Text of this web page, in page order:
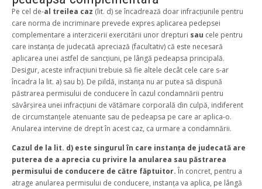
Pe cel de-al treilea caz (lit. d) se încadrează doar infracțiunile pentru
care norma de incriminare prevede expres aplicarea pedepsei
complementare a interzicerii exercitării unor drepturi sau cele pentru
care instanța de judecată apreciază (facultativ) că este necesară
aplicarea unei astfel de sancțiuni, pe lângă pedeapsa principală.
Desigur, aceste infracțiuni trebuie să fie altele decât cele care s-ar
încadra la lit. a) sau b). De pildă, instanța nu ar putea să dispună
păstrarea permisului de conducere în cazul condamnării pentru
săvârșirea unei infracțiuni de vătămare corporală din culpă, indiferent
de circumstanțele atenuante sau de pedeapsa pe care ar aplica-o.
Anularea intervine de drept în acest caz, ca urmare a condamnării.
Cazul de la lit. d) este singurul în care instanța de judecată are
puterea de a aprecia cu privire la anularea sau păstrarea
permisului de conducere de către făptuitor.În concret, pentru a
atrage anularea permisului de conducere, instanța va aplica, pe lângă